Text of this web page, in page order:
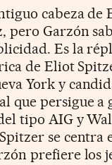
cabeza de
pero Garzón
Es la
de Eliot
York y
que persigue a
tipo AIG y
se centra
prefiere los